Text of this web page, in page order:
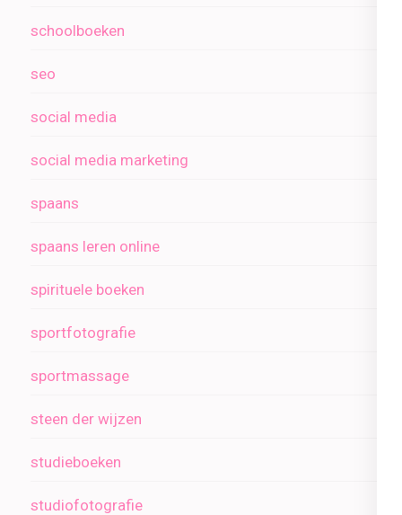
schoolboeken
seo
social media
social media marketing
spaans
spaans leren online
spirituele boeken
sportfotografie
sportmassage
steen der wijzen
studieboeken
studiofotografie